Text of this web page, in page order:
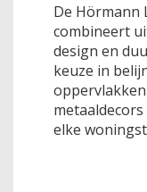
De Hörmann
combineert
design en
keuze in
elke